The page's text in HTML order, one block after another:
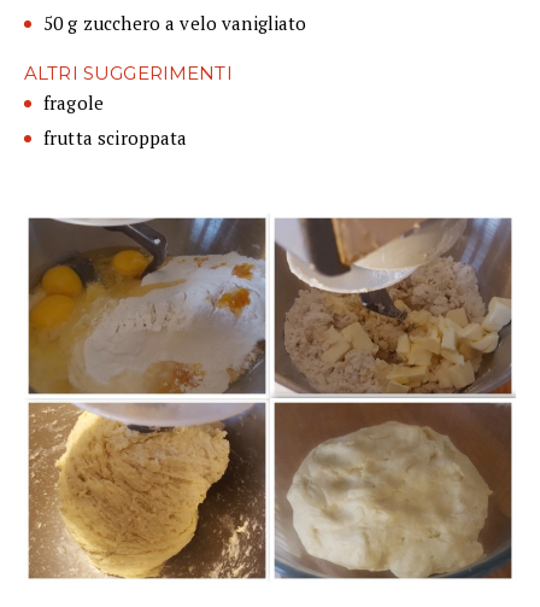
50 g zucchero a velo vanigliato
ALTRI SUGGERIMENTI
fragole
frutta sciroppata